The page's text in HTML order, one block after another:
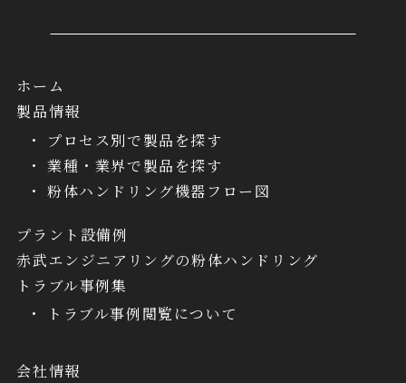
ホーム
製品情報
プロセス別で製品を探す
業種・業界で製品を探す
粉体ハンドリング機器フロー図
プラント設備例
赤武エンジニアリングの粉体ハンドリング
トラブル事例集
トラブル事例閲覧について
会社情報